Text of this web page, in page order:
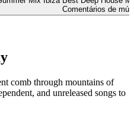
Comentários de
comb through mountains of
and unreleased songs to